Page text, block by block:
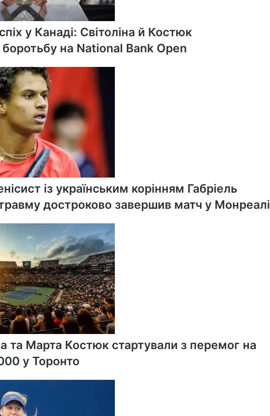
у Канаді: Світоліна й Костюк
на National Bank Open
із українським корінням Габріель
достроково завершив матч у Монреалі
та Марта Костюк стартували з перемог на
у Торонто